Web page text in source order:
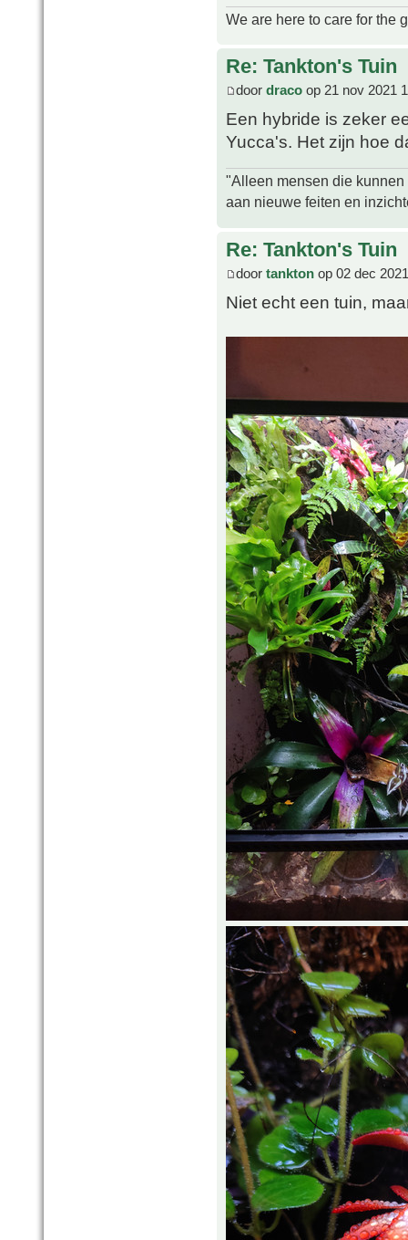
We are here to care for the
Re: Tankton's Tuin
door draco op 21 nov 2021
Een hybride is zeker
Yucca's. Het zijn hoe
"Alleen mensen die
aan nieuwe feiten en
Re: Tankton's Tuin
door tankton op 02 dec
Niet echt een tuin,